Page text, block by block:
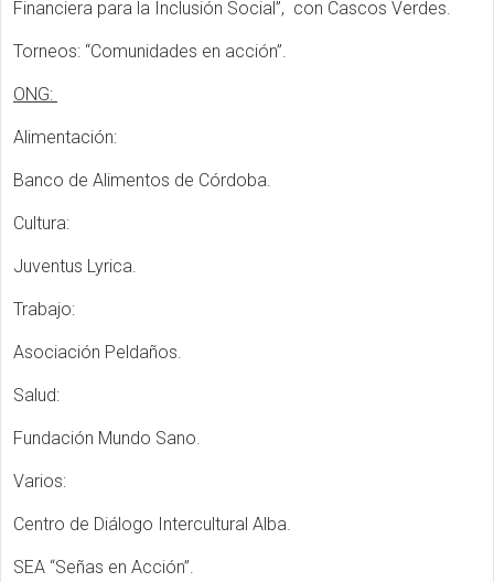
Financiera para la Inclusión Social”, con Cascos Verdes.
Torneos: “Comunidades en acción”.
ONG:
Alimentación:
Banco de Alimentos de Córdoba.
Cultura:
Juventus Lyrica.
Trabajo:
Asociación Peldaños.
Salud:
Fundación Mundo Sano.
Varios:
Centro de Diálogo Intercultural Alba.
SEA “Señas en Acción”.